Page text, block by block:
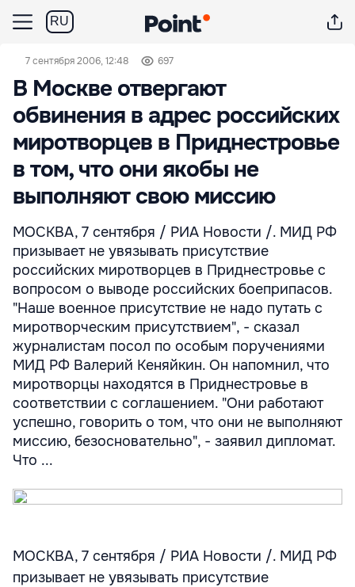
RU
7 сентября 2006, 12:48 697
В Москве отвергают
обвинения в адрес российских
миротворцев в Приднестровье
в том, что они якобы не
выполняют свою миссию
МОСКВА, 7 сентября / РИА Новости /. МИД РФ
призывает не увязывать присутствие
российских миротворцев в Приднестровье с
вопросом о выводе российских боеприпасов.
"Наше военное присутствие не надо путать с
миротворческим присутствием", - сказал
журналистам посол по особым поручениями
МИД РФ Валерий Кеняйкин. Он напомнил, что
миротворцы находятся в Приднестровье в
соответствии с соглашением. "Они работают
успешно, говорить о том, что они не выполняют
миссию, безосновательно", - заявил дипломат.
Что ...
МОСКВА, 7 сентября / РИА Новости /. МИД РФ
призывает не увязывать присутствие